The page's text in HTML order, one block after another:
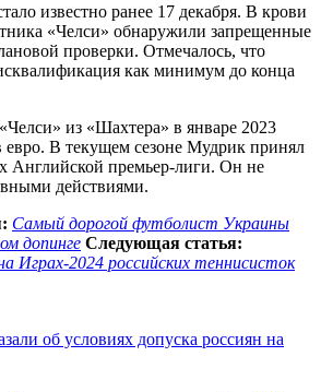
известно ранее 17 декабря. В крови
«Челси» обнаружили запрещенные
проверки. Отмечалось, что
как минимум до конца
из «Шахтера» в январе 2023
евро. В текущем сезоне Мудрик принял
Английской премьер-лиги. Он не
действиями.
Самый дорогой футболист Украины
допинге Следующая статья:
Играх-2024 российских теннисисток